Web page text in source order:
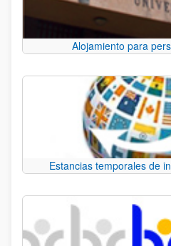
Alojamiento para
Estancias temporales de